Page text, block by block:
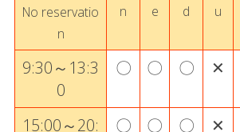
No reservatio
n
n
e
d
u
9:30～13:3
0
〇 〇 〇 ✕
15:00～20: 〇 〇 〇 ✕